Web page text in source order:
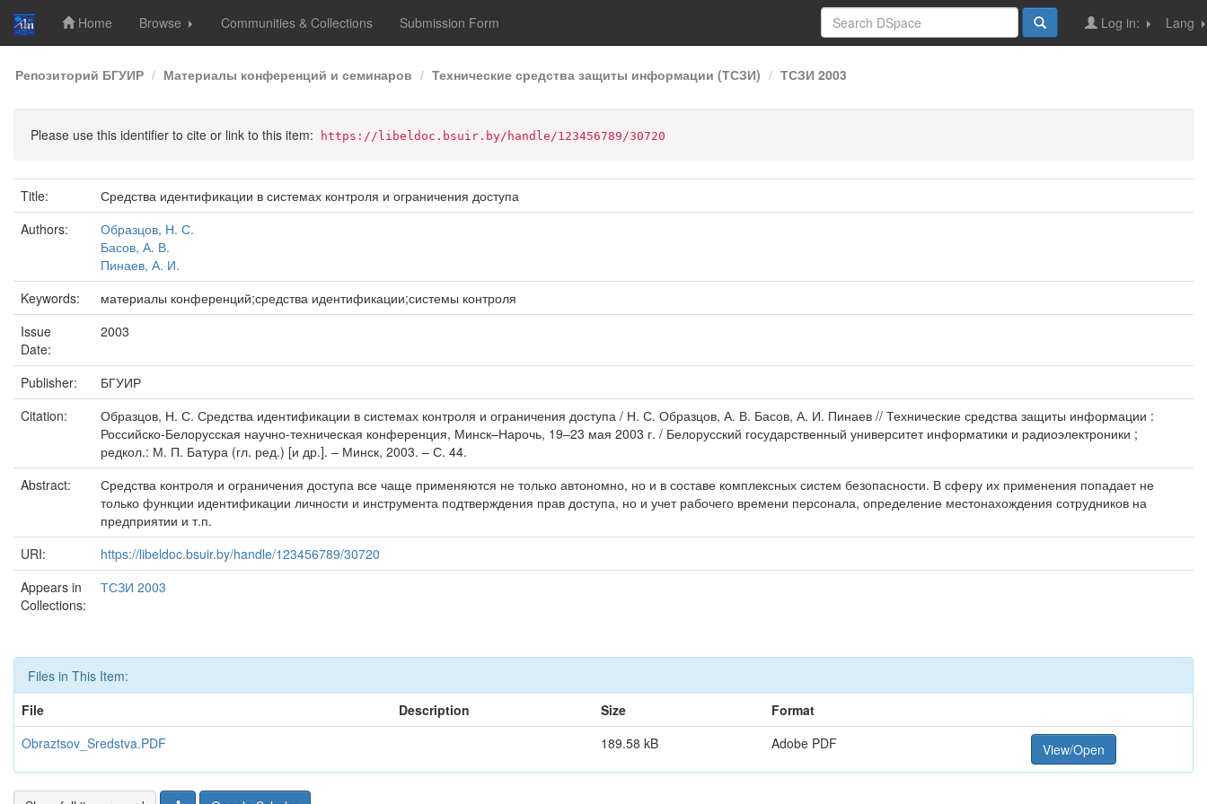
Skip
navigation
Home Browse Communities & Collections Submission Form Lang
Log in:
Репозиторий БГУИР Материалы конференций и семинаров Технические средства защиты информации (ТСЗИ) ТСЗИ 2003
Please use this identifier to cite or link to this item: https://libeldoc.bsuir.by/handle/123456789/30720
Title:
Средства идентификации в системах контроля и ограничения доступа
Authors:
Образцов, Н. С.
Басов, А. В.
Пинаев, А. И.
Keywords:
материалы конференций;средства идентификации;системы контроля
Issue
Date:
2003
Publisher:
БГУИР
Citation:
Образцов, Н. С. Средства идентификации в системах контроля и ограничения доступа / Н. С. Образцов, А. В. Басов, А. И. Пинаев // Технические средства защиты информации :
Российско-Белорусская научно-техническая конференция, Минск–Нарочь, 19–23 мая 2003 г. / Белорусский государственный университет информатики и радиоэлектроники ;
редкол.: М. П. Батура (гл. ред.) [и др.]. – Минск, 2003. – С. 44.
Abstract:
Средства контроля и ограничения доступа все чаще применяются не только автономно, но и в составе комплексных систем безопасности. В сферу их применения попадает не
только функции идентификации личности и инструмента подтверждения прав доступа, но и учет рабочего времени персонала, определение местонахождения сотрудников на
предприятии и т.п.
URI:
https://libeldoc.bsuir.by/handle/123456789/30720
Appears in
Collections:
ТСЗИ 2003
Files in This Item:
File
Description Size
Format
Obraztsov_Sredstva.PDF
189.58 kB Adobe PDF View/Open